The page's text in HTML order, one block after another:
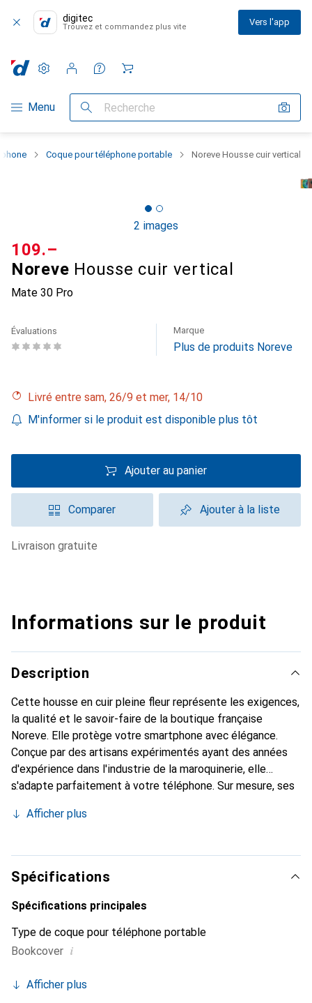
digitec
Trouvez et commandez plus vite Vers l'app
Navigation par catégorie
Menu Recherche
Paramètres
Compte client
Listes de comparaison
Listes d'envies
Panier
Coque pour téléphone portable Noreve Housse cuir vertical
2 images
Noreve Housse cuir vertical
Mate 30 Pro
CHF
109.–
Évaluations Marque
Plus de produits Noreve
Livré entre sam, 26/9 et mer, 14/10
M'informer si le produit est disponible plus tôt
Ajouter au panier
Comparer Ajouter à la liste
livraison gratuite
Informations sur le produit
Description
Cette housse en cuir pleine fleur représente les exigences,
la qualité et le savoir-faire de la boutique française
Noreve. Elle protège votre smartphone avec élégance.
Conçue par des artisans expérimentés ayant des années
d'expérience dans l'industrie de la maroquinerie, elle
s'adapte parfaitement à votre téléphone. Sur mesure, ses
peau. Elle devient l'accessoire chic et indispensable pour
ses produits de haute qualité, la marque Noreve est un
choix fiable pour une clientèle exigeante.
Afficher plus
Spécifications
Spécifications principales
Type de coque pour téléphone portable
Bookcover i
Afficher plus